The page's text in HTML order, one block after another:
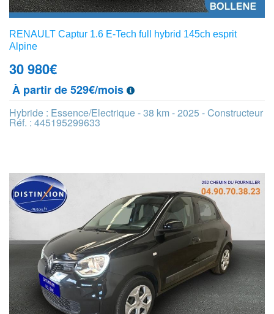
RENAULT Captur 1.6 E-Tech full hybrid 145ch esprit
Alpine
30 980€
À partir de 529€/mois
Hybride : Essence/Electrique - 38 km - 2025 - Constructeur
Réf. : 445195299633